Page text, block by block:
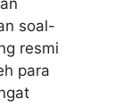
soal-
resmi
para